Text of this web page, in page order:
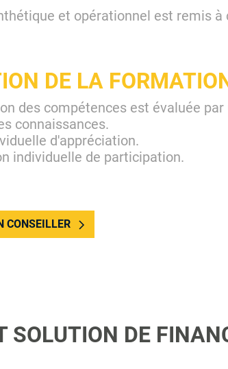
et opérationnel est remis à
DE LA
des compétences est évaluée
connaissances.
d'appréciation.
individuelle de participation.
CONSEILLER
SOLUTION DE